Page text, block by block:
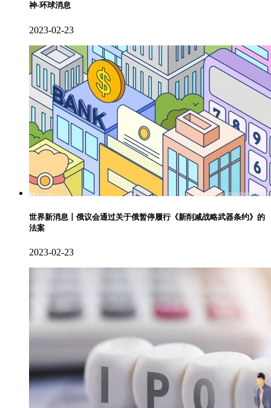
神-环球消息
2023-02-23
世界新消息丨俄议会通过关于俄暂停履行《新削减战略武器条约》的
法案
2023-02-23